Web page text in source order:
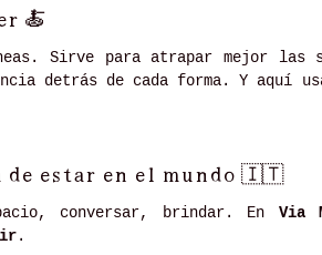
🍝
Sirve para atrapar mejor las
detrás de cada forma. Y aquí
estar en el mundo 🇮🇹
conversar, brindar. En Via
.